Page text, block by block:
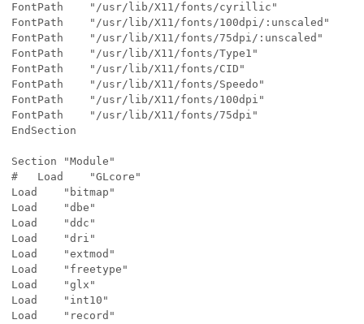
FontPath	"/usr/lib/X11/fonts/cyrillic"
FontPath	"/usr/lib/X11/fonts/100dpi/:unscaled"
FontPath	"/usr/lib/X11/fonts/75dpi/:unscaled"
FontPath	"/usr/lib/X11/fonts/Type1"
FontPath	"/usr/lib/X11/fonts/CID"
FontPath	"/usr/lib/X11/fonts/Speedo"
FontPath	"/usr/lib/X11/fonts/100dpi"
FontPath	"/usr/lib/X11/fonts/75dpi"
EndSection
Section "Module"
#	Load	"GLcore"
Load	"bitmap"
Load	"dbe"
Load	"ddc"
Load	"dri"
Load	"extmod"
Load	"freetype"
Load	"glx"
Load	"int10"
Load	"record"